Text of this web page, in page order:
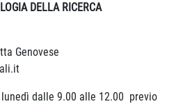
DELLA RICERCA
Genovese
9.00 alle 12.00 previo